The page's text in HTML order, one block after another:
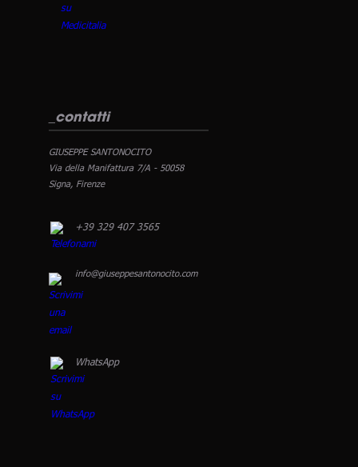
_contatti
GIUSEPPE SANTONOCITO
Via della Manifattura 7/A - 50058
Signa, Firenze
+39 329 407 3565
info@giuseppesantonocito.com
WhatsApp